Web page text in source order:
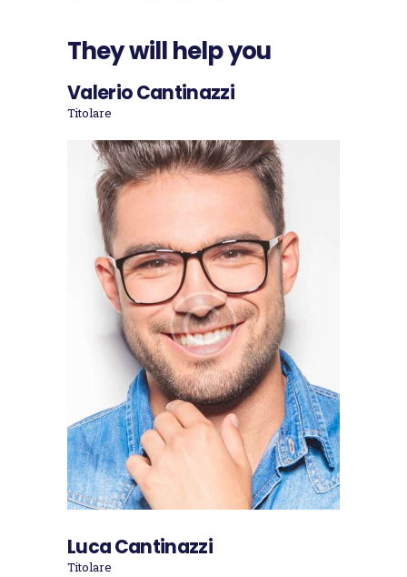
They will help you
Valerio Cantinazzi
Titolare
Luca Cantinazzi
Titolare